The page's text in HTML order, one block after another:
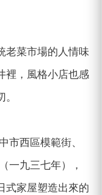
老菜市場的人情味
裡，風格小店也感
市西區模範街、
一九三七年），
式家屋塑造出來的